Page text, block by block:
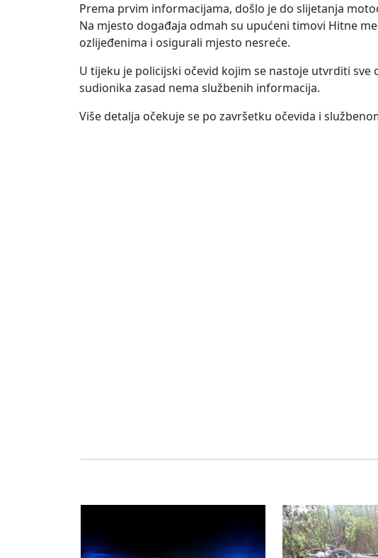
Prema prvim informacijama, došlo je do slijetanja
Na mjesto događaja odmah su upućeni timovi Hitne
ozlijeđenima i osigurali mjesto nesreće.
U tijeku je policijski očevid kojim se nastoje utvrditi
sudionika zasad nema službenih informacija.
Više detalja očekuje se po završetku očevida i